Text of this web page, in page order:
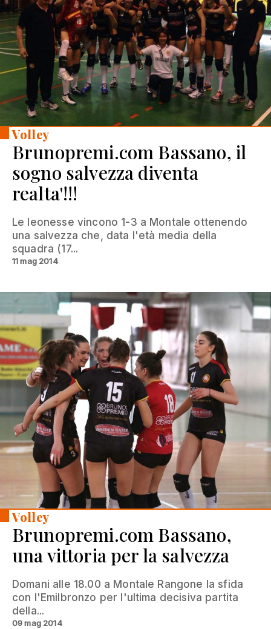
Volley
Brunopremi.com Bassano, il
sogno salvezza diventa
realta'!!!
Le leonesse vincono 1-3 a Montale ottenendo
una salvezza che, data l'età media della
squadra (17...
11 mag 2014
Volley
Brunopremi.com Bassano,
una vittoria per la salvezza
Domani alle 18.00 a Montale Rangone la sfida
con l'Emilbronzo per l'ultima decisiva partita
della...
09 mag 2014